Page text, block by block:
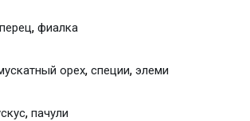
перец, фиалка
орех, специи, элеми
, пачули